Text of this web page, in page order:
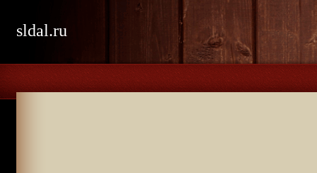
sldal.ru